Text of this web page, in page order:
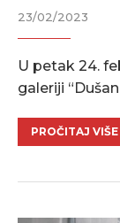
23/02/2023
U petak 24.
galeriji
PROČITAJ VIŠE